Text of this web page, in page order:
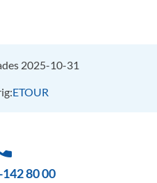
2025-10-31
ETOUR
80 00